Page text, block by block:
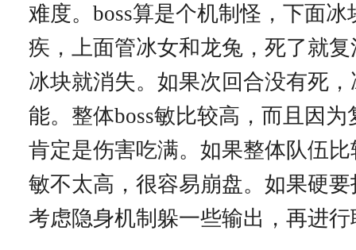
难度。boss算是个机制怪，下面
疾，上面管冰女和龙兔，死了就
冰块就消失。如果次回合没有死
能。整体boss敏比较高，而且因
肯定是伤害吃满。如果整体队伍
敏不太高，很容易崩盘。如果硬
考虑隐身机制躲一些输出，再进